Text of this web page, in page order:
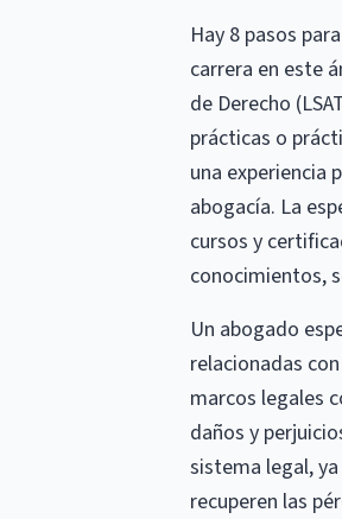
Hay 8 pasos
carrera en este
de Derecho
prácticas o
una experiencia
abogacía. La
cursos y
conocimientos,
Un abogado
relacionadas
marcos legales
daños y
sistema legal,
recuperen las